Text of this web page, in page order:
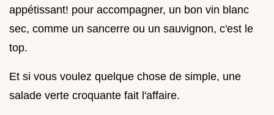
appétissant! pour accompagner, un bon vin blanc
sec, comme un sancerre ou un sauvignon, c'est le
top.
Et si vous voulez quelque chose de simple, une
salade verte croquante fait l'affaire.